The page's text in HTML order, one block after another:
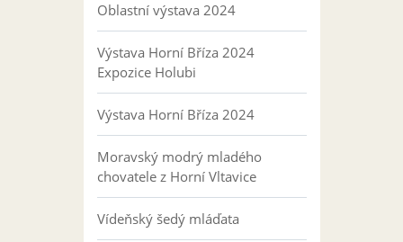
Oblastní výstava 2024
Výstava Horní Bříza 2024
Expozice Holubi
Výstava Horní Bříza 2024
Moravský modrý mladého
chovatele z Horní Vltavice
Vídeňský šedý mláďata